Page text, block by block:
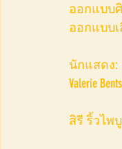
ออกแบบ
ออกแบบเ
นักแสดง:
Valerie
สิรี ริ้วไพบู